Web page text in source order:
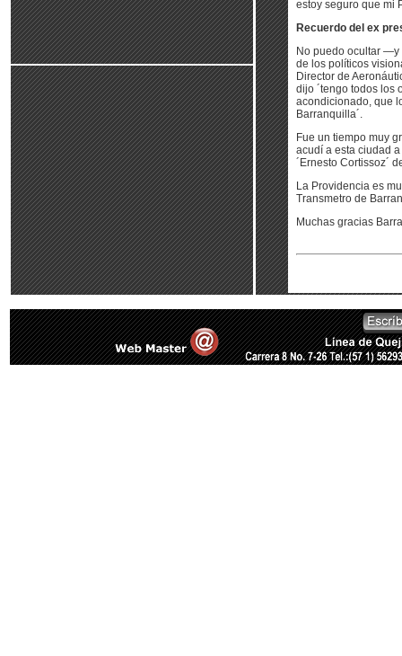
estoy seguro que mi
Recuerdo del ex
No puedo ocultar —y
de los políticos
Director de
dijo ´tengo todos los
acondicionado, que
Barranquilla´.
Fue un tiempo muy
acudí a esta ciudad
´Ernesto Cortissoz´
La Providencia es
Transmetro de
Muchas gracias